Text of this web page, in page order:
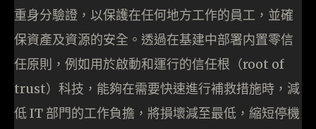
重身分驗證，以保護在任何地方工作的員工，並確
保資產及資源的安全。透過在基建中部署内置零信
任原則，例如用於啟動和運行的信任根（root of
trust）科技，能夠在需要快速進行補救措施時，減
低 IT 部門的工作負擔，將損壞減至最低，縮短停機